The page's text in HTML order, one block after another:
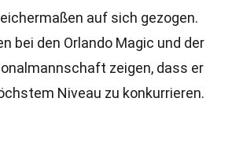
auf sich gezogen.
bei den Orlando Magic und der
zeigen, dass er
Niveau zu konkurrieren.